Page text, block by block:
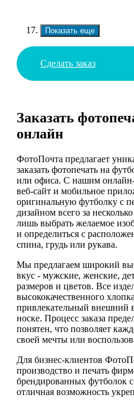
Показать еще
Сделать заказ
Заказать
онлайн
ФотоПочта предлагает
заказать фотопечать на
или офиса. С нашим
веб-сайт и мобильное
оригинальную футболку с
дизайном всего за
лишь выбрать желаемое
и определиться с
спина, грудь или рукава.
Мы предлагаем широкий
вкус - мужские, женские,
размеров и цветов. Все
высококачественного
привлекательный внешний
носке. Процесс заказа
понятен, что позволяет
своей мечты или
Для бизнес-клиентов
производство и печать
брендированных футболок
отличная возможность